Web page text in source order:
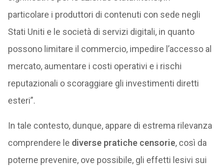
particolare i produttori di contenuti con sede negli
Stati Uniti e le società di servizi digitali, in quanto
possono limitare il commercio, impedire l’accesso al
mercato, aumentare i costi operativi e i rischi
reputazionali o scoraggiare gli investimenti diretti
esteri”.
In tale contesto, dunque, appare di estrema rilevanza
comprendere le diverse pratiche censorie, così da
poterne prevenire, ove possibile, gli effetti lesivi sui